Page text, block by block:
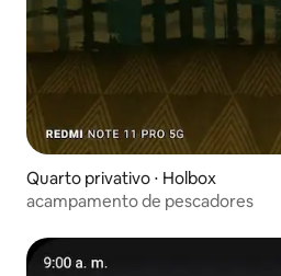
Quarto privativo ⋅ Holbox
acampamento de pescadores